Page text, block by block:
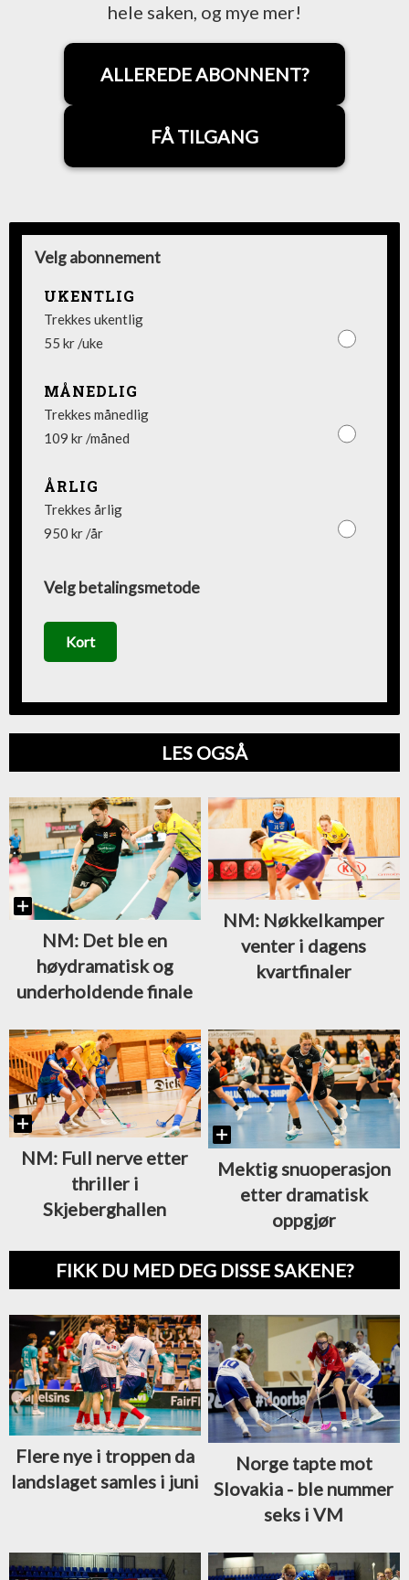
hele saken, og mye mer!
ALLEREDE ABONNENT?
FÅ TILGANG
Velg abonnement
UKENTLIG
Trekkes ukentlig
55 kr /uke
MÅNEDLIG
Trekkes månedlig
109 kr /måned
ÅRLIG
Trekkes årlig
950 kr /år
Velg betalingsmetode
Kort
LES OGSÅ
NM: Det ble en
høydramatisk og
underholdende finale
NM: Nøkkelkamper
venter i dagens
kvartfinaler
NM: Full nerve etter
thriller i
Skjeberghallen
Mektig snuoperasjon
etter dramatisk
oppgjør
FIKK DU MED DEG DISSE SAKENE?
Flere nye i troppen da
landslaget samles i juni
Norge tapte mot
Slovakia - ble nummer
seks i VM